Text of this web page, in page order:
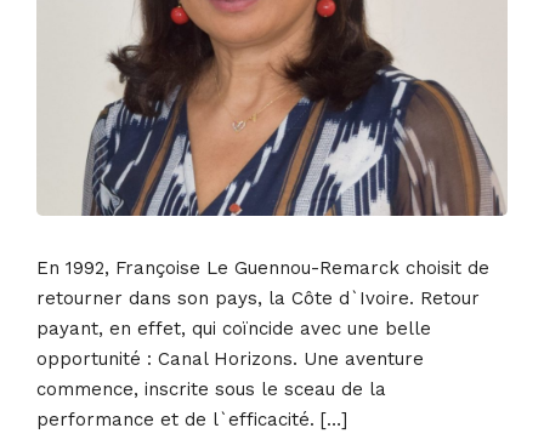
En 1992, Françoise Le Guennou-Remarck choisit de
retourner dans son pays, la Côte d`Ivoire. Retour
payant, en effet, qui coïncide avec une belle
opportunité : Canal Horizons. Une aventure
commence, inscrite sous le sceau de la
performance et de l`efficacité. […]